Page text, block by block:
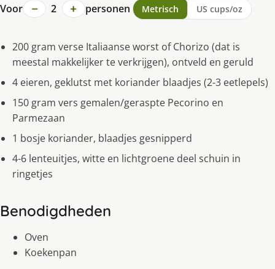
Voor − 2 + personen Metrisch US cups/oz
200 gram verse Italiaanse worst of Chorizo (dat is
meestal makkelijker te verkrijgen), ontveld en geruld
4 eieren, geklutst met koriander blaadjes (2-3 eetlepels)
150 gram vers gemalen/geraspte Pecorino en
Parmezaan
1 bosje koriander, blaadjes gesnipperd
4-6 lenteuitjes, witte en lichtgroene deel schuin in
ringetjes
Benodigdheden
Oven
Koekenpan